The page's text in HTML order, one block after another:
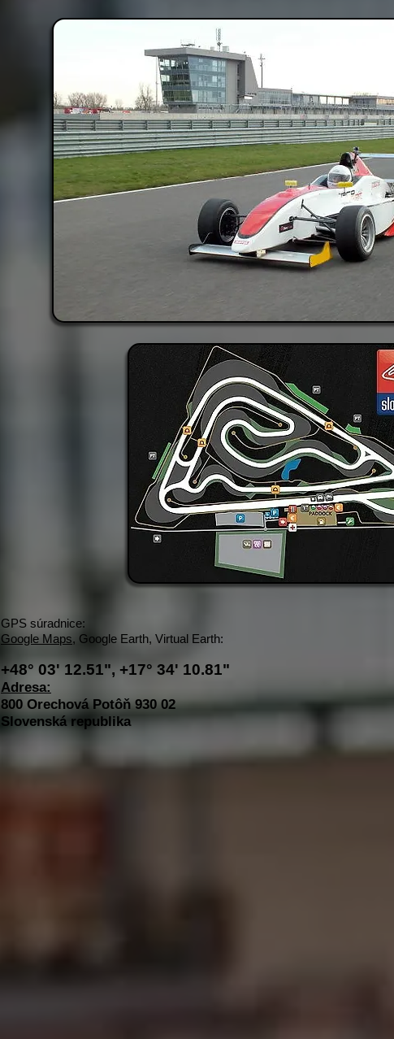
GPS súradnice:
Google Maps, Google Earth, Virtual Earth:
+48° 03' 12.51", +17° 34' 10.81"
Adresa:
800 OrechováPotôň 930 02
Slovenská republika